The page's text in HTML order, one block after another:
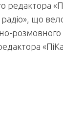
редактора
що